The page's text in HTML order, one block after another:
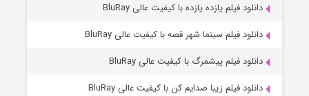
دانلود فیلم یازده یازده با کیفیت عالی BluRay
دانلود فیلم سینما شهر قصه با کیفیت عالی BluRay
دانلود فیلم پیشمرگ با کیفیت عالی BluRay
دانلود فیلم زیبا صدایم کن با کیفیت عالی BluRay